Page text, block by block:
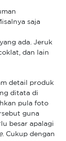
saja
ada. Jeruk
dan lain
detail produk
ditata di
pula foto
guna
besar apalagi
. Cukup dengan